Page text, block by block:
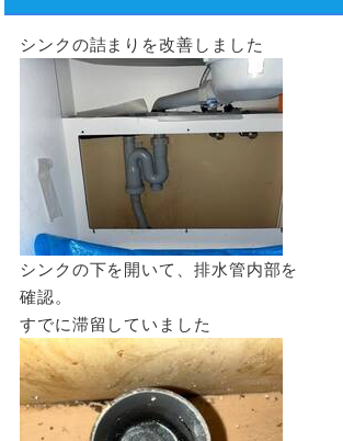
シンクの詰まりを改善しました
シンクの下を開いて、排水管内部を
確認。
すでに滞留していました